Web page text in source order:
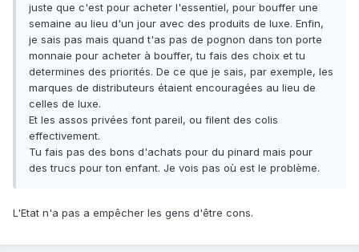
juste que c'est pour acheter l'essentiel, pour bouffer une
semaine au lieu d'un jour avec des produits de luxe. Enfin,
je sais pas mais quand t'as pas de pognon dans ton porte
monnaie pour acheter à bouffer, tu fais des choix et tu
determines des priorités. De ce que je sais, par exemple, les
marques de distributeurs étaient encouragées au lieu de
celles de luxe.
Et les assos privées font pareil, ou filent des colis
effectivement.
Tu fais pas des bons d'achats pour du pinard mais pour
des trucs pour ton enfant. Je vois pas où est le problème.
L'Etat n'a pas a empêcher les gens d'être cons.